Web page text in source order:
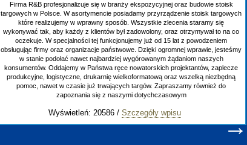
Firma R&B profesjonalizuje się w branży ekspozycyjnej oraz budowie stoisk
targowych w Polsce. W asortymencie posiadamy przyrządzenie stoisk targowych
które realizujemy w wprawny sposób. Wszystkie zlecenia staramy się
wykonywać tak, aby każdy z klientów był zadowolony, oraz otrzymywał to na co
oczekuje. W specjalności tej funkcjonujemy już od 15 lat z powodzeniem
obsługując firmy oraz organizacje państwowe. Dzięki ogromnej wprawie, jesteśmy
w stanie podołać nawet najbardziej wygórowanym żądaniom naszych
konsumentów. Oddajemy w Państwa ręce nowatorskich projektantów, zaplecze
produkcyjne, logistyczne, drukarnię wielkoformatową oraz wszelką niezbędną
pomoc, nawet w czasie już trwających targów. Zapraszamy również do
zapoznania się z naszymi dotychczasowym
Wyświetleń: 20586 / Szczegóły wpisu
→